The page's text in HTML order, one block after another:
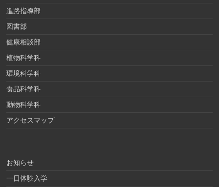
進路指導部
図書部
健康相談部
植物科学科
環境科学科
食品科学科
動物科学科
アクセスマップ
お知らせ
一日体験入学